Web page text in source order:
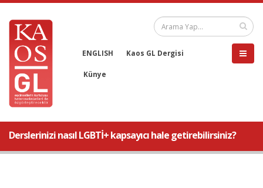
ENGLISH Kaos GL Dergisi
Künye
Derslerinizi nasıl LGBTİ+ kapsayıcı hale getirebilirsiniz?